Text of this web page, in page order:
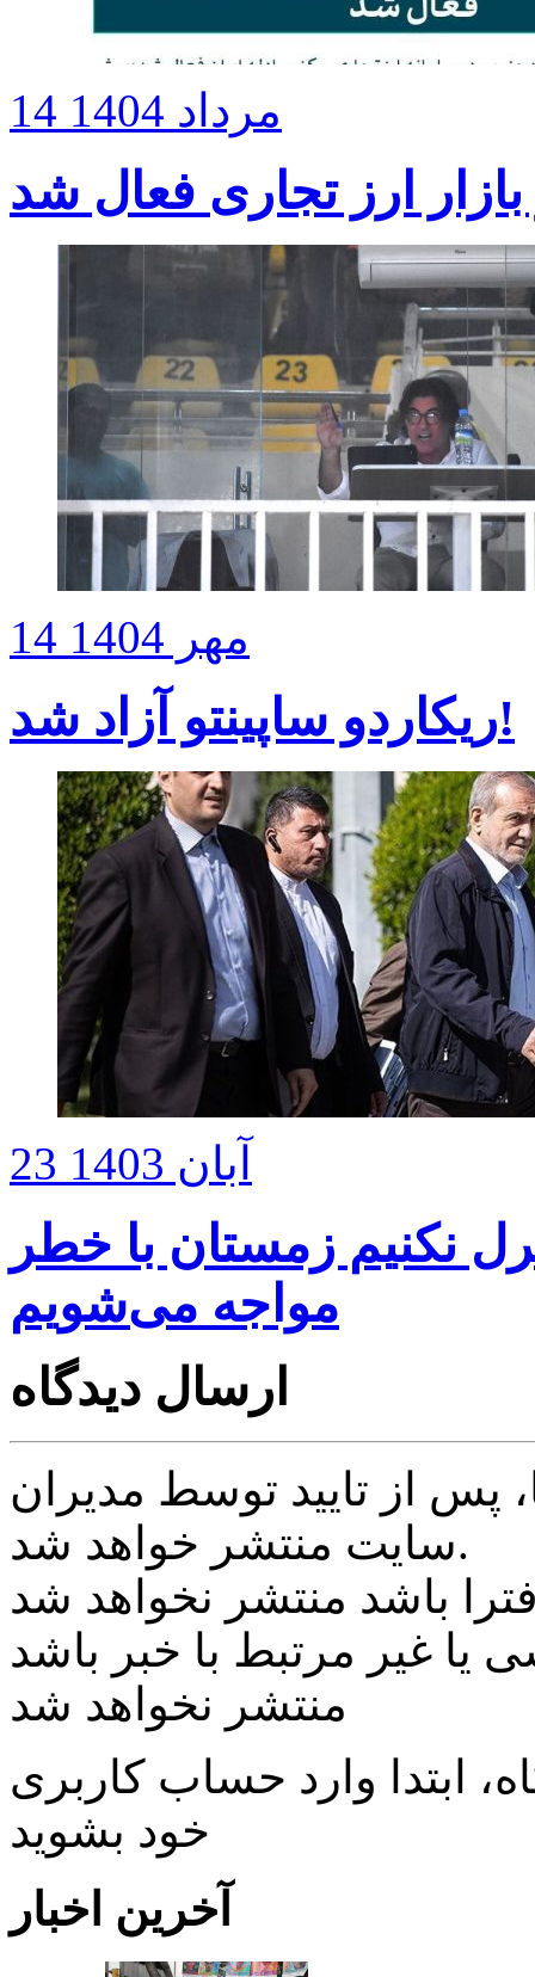
14 مرداد 1404
ارز تجاری فعال شد
14 مهر 1404
ریکاردو ساپینتو آزاد شد!
23 آبان 1403
نکنیم زمستان با خطر
مواجه می‌شویم
ارسال دیدگاه
از تایید توسط مدیران
سایت منتشر خواهد شد.
یا غیر مرتبط با خبر باشد
منتشر نخواهد شد
ابتدا وارد حساب كاربری
خود بشويد
آخرین اخبار